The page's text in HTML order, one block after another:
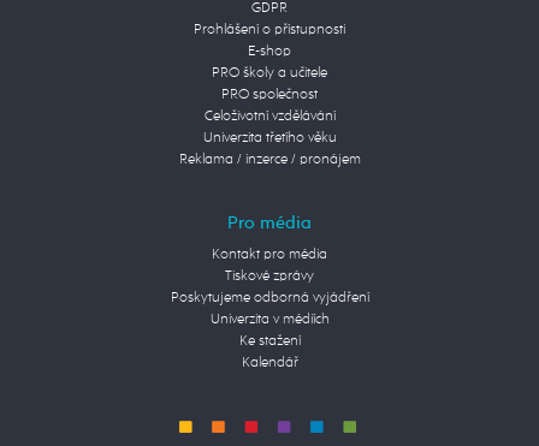
GDPR
Prohlášení o přístupnosti
E-shop
PRO školy a učitele
PRO společnost
Celoživotní vzdělávání
Univerzita třetího věku
Reklama / inzerce / pronájem
Pro média
Kontakt pro média
Tiskové zprávy
Poskytujeme odborná vyjádření
Univerzita v médiích
Ke stažení
Kalendář